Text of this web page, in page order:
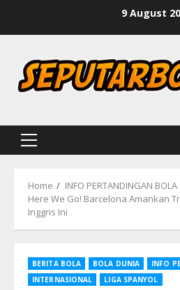
9 August
Primary
Home
INFO PERTANDINGAN BOLA
Here We Go! Barcelona Amankan
Inggris Ini
BERITA BOLA BOLA DUNIA
INFO
INTERNASIONAL
LIGA SPANYOL